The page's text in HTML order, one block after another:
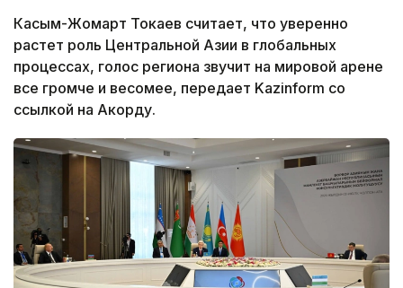
Касым-Жомарт Токаев считает, что уверенно
растет роль Центральной Азии в глобальных
процессах, голос региона звучит на мировой арене
все громче и весомее, передает Kazinform со
ссылкой на Акорду.